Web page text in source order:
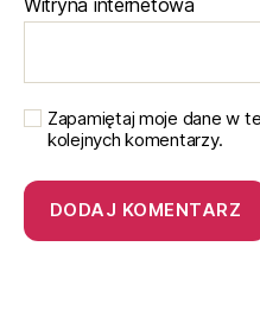
Zapamiętaj moje dane w
kolejnych komentarzy.